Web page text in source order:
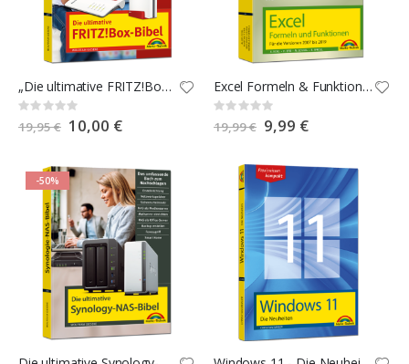
„Die ultimative FRITZ!Box-Bibel! 4. Auflage“
Rating:
0%
19,95 € Special
Price
10,00 €
Excel Formeln & Funktionen
Rating:
0%
19,99 € Special
Price
9,99 €
-50%